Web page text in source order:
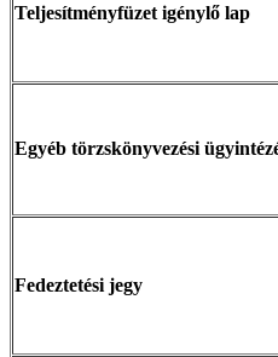
Teljesítményfüzet igénylő lap
Egyéb törzskönyvezési
Fedeztetési jegy